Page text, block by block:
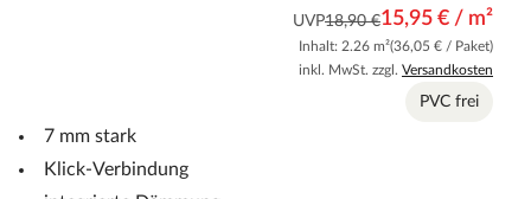
UVP18,90 €15,95 € / m²
Inhalt: 2.26 m²(36,05 € / Paket)
inkl. MwSt. zzgl. Versandkosten
PVC frei
7 mm stark
Klick-Verbindung